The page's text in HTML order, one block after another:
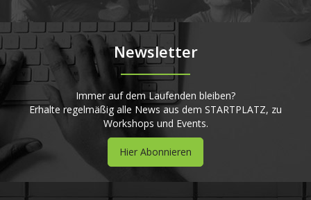
Newsletter
Immer auf dem Laufenden bleiben?
Erhalte regelmäßig alle News aus dem STARTPLATZ, zu
Workshops und Events.
Hier Abonnieren